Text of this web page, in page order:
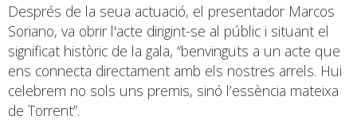
Després de la seua actuació, el presentador Marcos
Soriano, va obrir l'acte dirigint-se al públic i situant el
significat històric de la gala, “benvinguts a un acte que
ens connecta directament amb els nostres arrels. Hui
celebrem no sols uns premis, sinó l’essència mateixa
de Torrent”.